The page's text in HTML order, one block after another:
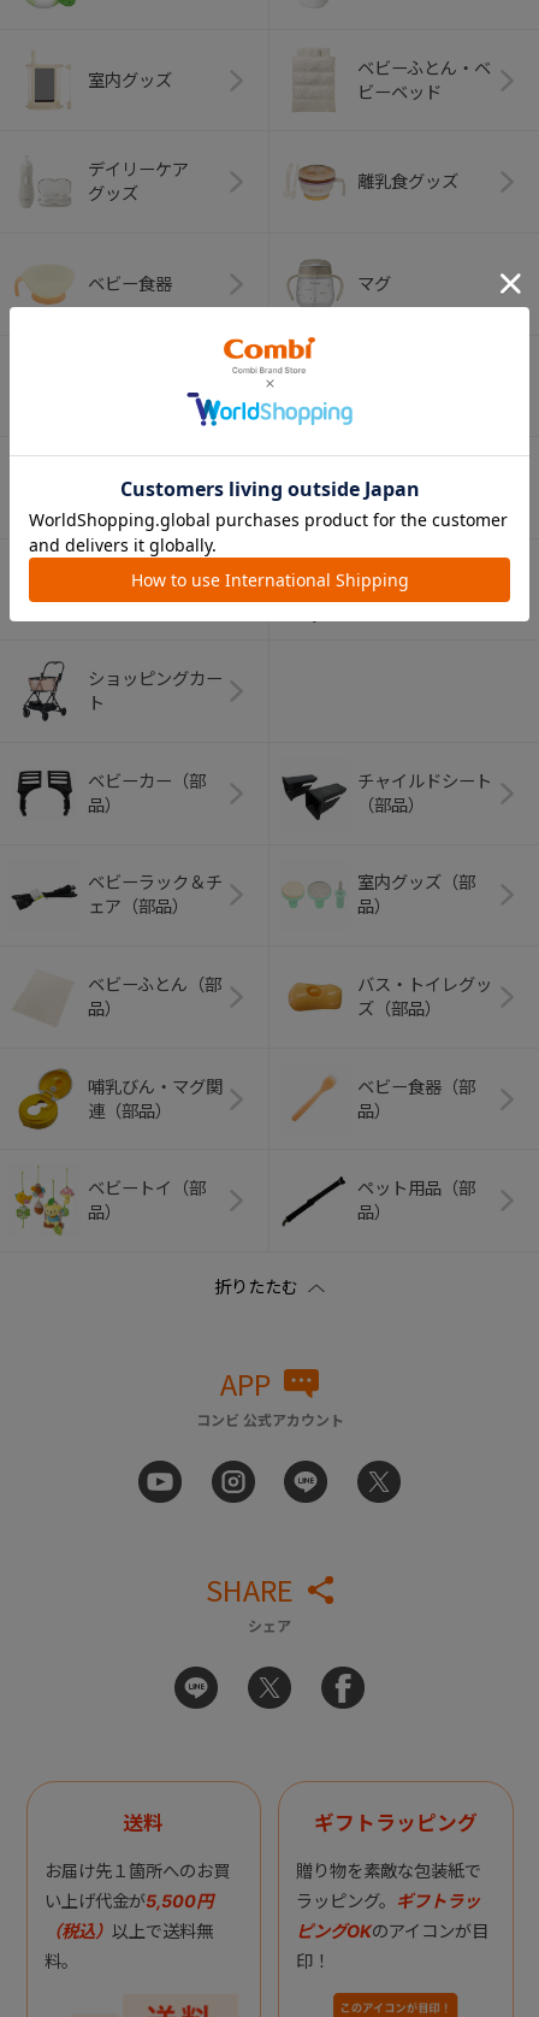
室内グッズ
ベビーふとん・ベ
ビーベッド
デイリーケア
グッズ
離乳食グッズ
ベビー食器 マグ
ン・フォーク
（お口のケア）
ベビートイ
アウトドアグッズ
（ヘルメット）
ペット用品
ショッピングカー
ト
ベビーカー（部
品）
チャイルドシート
（部品）
ベビーラック＆チ
ェア（部品）
室内グッズ（部
品）
ベビーふとん（部
品）
バス・トイレグッ
ズ（部品）
哺乳びん・マグ関
連（部品）
ベビー食器（部
品）
ベビートイ（部
品）
ペット用品（部
品）
APP
コンビ 公式アカウント
SHARE
シェア
送料
お届け先１箇所へのお買
い上げ代金が5,500円
（税込） 以上で送料無
料。
ギフトラッピング
贈り物を素敵な包装紙で
ラッピング。 ギフトラッ
ピングOKのアイコンが目
印！